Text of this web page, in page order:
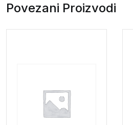
Povezani Proizvodi